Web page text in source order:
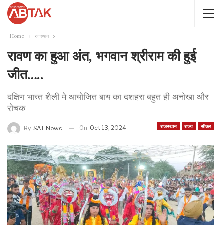
Home राजस्थान
रावण का हुआ अंत, भगवान श्रीराम की हुई
जीत…..
दक्षिण भारत शैली मे आयोजित बाय का दशहरा बहुत ही अनोखा और
रोचक
राजस्थान राज्य सीकर
By SAT News On Oct 13, 2024